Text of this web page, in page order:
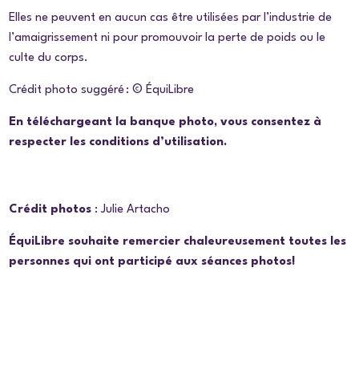
Elles ne peuvent en aucun cas être utilisées par l’industrie de
l’amaigrissement ni pour promouvoir la perte de poids ou le
culte du corps.
Crédit photo suggéré : © ÉquiLibre
En téléchargeant la banque photo, vous consentez à
respecter les conditions d’utilisation.
Crédit photos :Julie Artacho
ÉquiLibre souhaite remercier chaleureusement toutes les
personnes qui ont participé aux séances photos!